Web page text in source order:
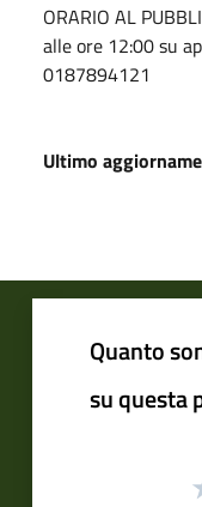
ORARIO AL
alle ore 12:00 su
0187894121
Ultimo
Quanto
su questa